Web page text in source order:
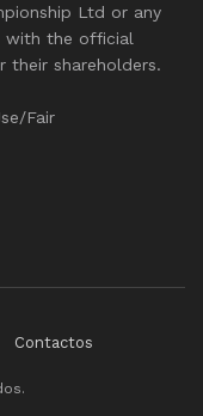
Ltd or any
with the official
their shareholders.
Fair
Contactos